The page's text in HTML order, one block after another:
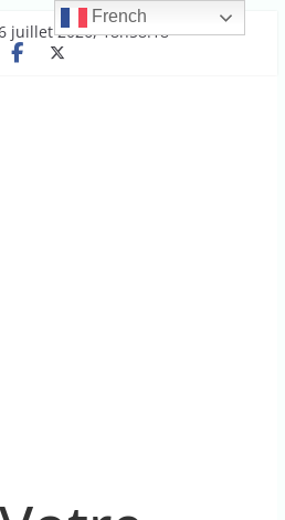
juillet 2026, 18h58:18
French